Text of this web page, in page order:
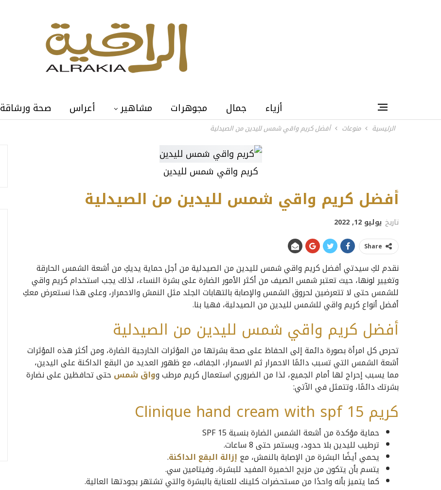
أزياء جمال مجوهرات مشاهير أعراس صحة ورشاقة
الرئيسية منوعات أفضل كريم واقي شمس لليدين من الصيدلية
كريم واقي شمس لليدين
أفضل كريم واقي شمس لليدين من الصيدلية
تاريخ يوليو 12, 2022
Share
نقدم لكِ سيدتي أفضل كريم واقي شمس لليدين من الصيدلية من أجل حماية يديكِ من أشعة الشمس الحارقة
وتغيير لونها، حيث تعتبر شمس الصيف من أكثر الأمور الضارة على بشرة النساء، لذلك يجب استخدام كريم واقي
للشمس حتى لا تتعرضين لحروق الشمس والإصابة بالتهابات الجلد مثل النمش والاحمرار، وعلى هذا نستعرض معكِ
أفضل أنواع كريم واقي للشمس لليدين من الصيدلية، فهيا بنا.
أفضل كريم واقي شمس لليدين من الصيدلية
تحرص كل امرأة بصورة دائمة إلى الحفاظ على صحة بشرتها من المؤثرات الخارجية الضارة، ومن أكثر هذه المؤثرات
أشعة الشمس التي تسبب دائمًا الاحمرار ثم الاسمرار، الجفاف، مع ظهور العديد من البقع الداكنة على اليدين،
مما يسبب إحراج لها أمام الجميع، لذا من الضروري استعمال كريم مرطب وواق شمس حتى تحافظين على نضارة
بشرتك دائمًا، وتتمثل في الآتي:
كريم Clinique hand cream with spf 15
حماية مؤكدة من أشعة الشمس الضارة بنسبة 15 SPF
ترطيب لليدين بلا حدود، ويستمر حتى 8 ساعات.
يحمي أيضًا البشرة من الإصابة بالنمش، مع إزالة البقع الداكنة.
يتسم بأن يتكون من مزيج الخميرة المفيد للبشرة، وفيتامين سي.
كما يتميز بأنه واحدًا من مستحضرات كلينك للعناية بالبشرة والتي تشتهر بجودتها العالية.